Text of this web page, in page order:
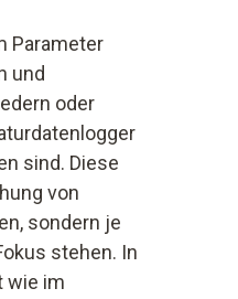
Parameter
und
oder
sind. Diese
von
sondern je
stehen. In
wie im